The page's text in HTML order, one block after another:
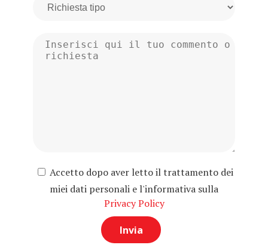
Accetto dopo aver letto il trattamento dei
miei dati personali e l'informativa sulla
Privacy Policy